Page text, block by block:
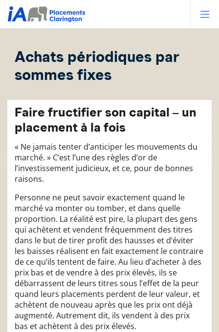
Achats périodiques par
sommes fixes
Faire fructifier son capital – un
placement à la fois
« Ne jamais tenter d’anticiper les mouvements du
marché. » C’est l’une des règles d’or de
l’investissement judicieux, et ce, pour de bonnes
raisons.
Personne ne peut savoir exactement quand le
marché va monter ou tomber, et dans quelle
proportion. La réalité est pire, la plupart des gens
qui achètent et vendent fréquemment des titres
dans le but de tirer profit des hausses et d’éviter
les baisses réalisent en fait exactement le contraire
de ce qu’ils tentent de faire. Au lieu d’acheter à des
prix bas et de vendre à des prix élevés, ils se
débarrassent de leurs titres sous l’effet de la peur
quand leurs placements perdent de leur valeur, et
achètent de nouveau après que les prix ont déjà
augmenté. Autrement dit, ils vendent à des prix
bas et achètent à des prix élevés.